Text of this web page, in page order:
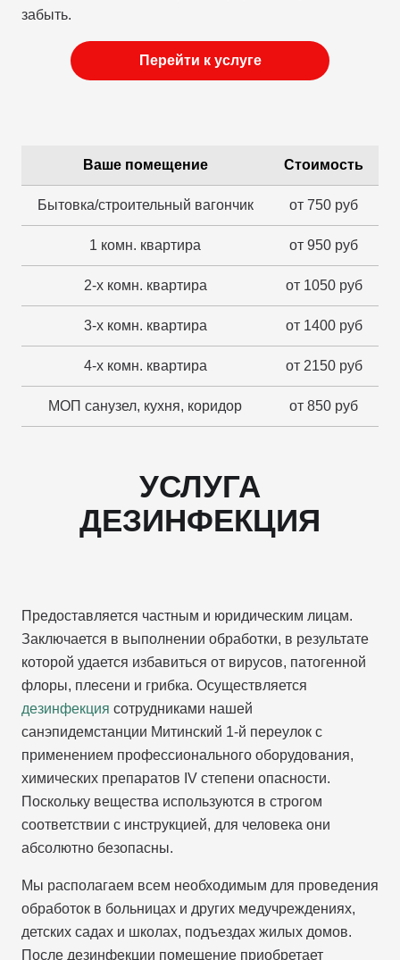
забыть.
Перейти к услуге
Ваше помещение Стоимость
Бытовка/строительный вагончик от 750 руб
1 комн. квартира от 950 руб
2-х комн. квартира от 1050 руб
3-х комн. квартира от 1400 руб
4-х комн. квартира от 2150 руб
МОП санузел, кухня, коридор от 850 руб
УСЛУГА
ДЕЗИНФЕКЦИЯ
Предоставляется частным и юридическим лицам.
Заключается в выполнении обработки, в результате
которой удается избавиться от вирусов, патогенной
флоры, плесени и грибка. Осуществляется
дезинфекция сотрудниками нашей
санэпидемстанции Митинский 1-й переулок с
применением профессионального оборудования,
химических препаратов IV степени опасности.
Поскольку вещества используются в строгом
соответствии с инструкцией, для человека они
абсолютно безопасны.
Мы располагаем всем необходимым для проведения
обработок в больницах и других медучреждениях,
детских садах и школах, подъездах жилых домов.
После дезинфекции помещение приобретает